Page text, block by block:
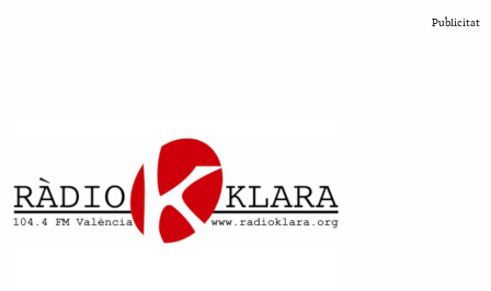
Publicitat